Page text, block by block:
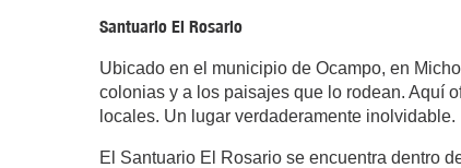
Santuario El Rosario
Ubicado en el municipio de Ocampo, en
colonias y a los paisajes que lo rodean. Aquí
locales. Un lugar verdaderamente inolvidable.
El Santuario El Rosario se encuentra dentro